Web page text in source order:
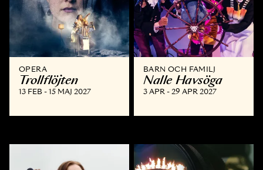
OPERA
Trollflöjten
13 FEB - 15 MAJ 2027
BARN OCH FAMILJ
Nalle Havsöga
3 APR - 29 APR 2027